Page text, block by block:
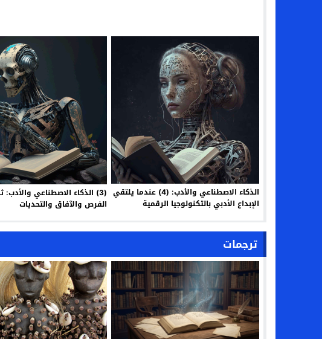
الذكاء الاصطناعي والأدب: (4) عندما يلتقي
الإبداع الأدبي بالتكنولوجيا الرقمية
(3) الذكاء الاصطناعي
الفرص والآفاق والتحديات
ترجمات